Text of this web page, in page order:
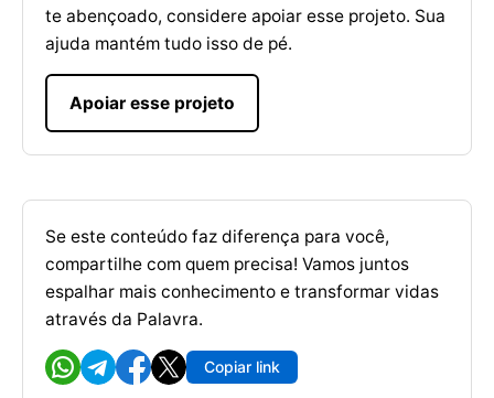
te abençoado, considere apoiar esse projeto. Sua
ajuda mantém tudo isso de pé.
Apoiar esse projeto
Se este conteúdo faz diferença para você,
compartilhe com quem precisa! Vamos juntos
espalhar mais conhecimento e transformar vidas
através da Palavra.
Copiar link